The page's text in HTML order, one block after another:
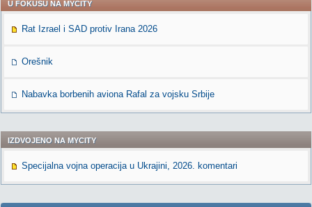
U FOKUSU NA MYCITY
Rat Izrael i SAD protiv Irana 2026
Orešnik
Nabavka borbenih aviona Rafal za vojsku Srbije
IZDVOJENO NA MYCITY
Specijalna vojna operacija u Ukrajini, 2026. komentari